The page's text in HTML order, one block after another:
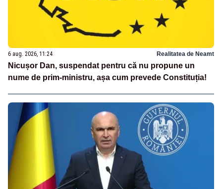
6 aug. 2026, 11:24 Realitatea de Neamt
Nicușor Dan, suspendat pentru că nu propune un
nume de prim-ministru, așa cum prevede Constituția!